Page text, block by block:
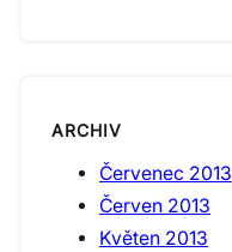
ARCHIV
Červenec 2013
Červen 2013
Květen 2013